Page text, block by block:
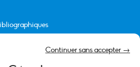
Continuer sans accepter →